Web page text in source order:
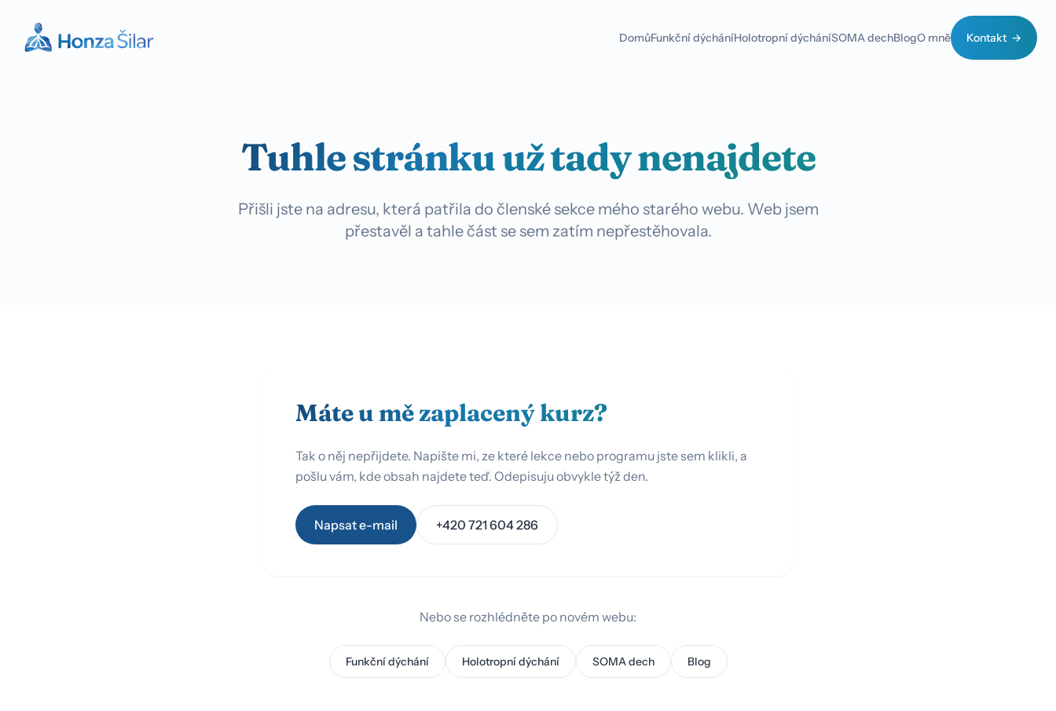
DomůFunkční dýcháníHolotropní dýcháníSOMA dechBlogO mně Kontakt
Tuhle stránku už tady nenajdete
Přišli jste na adresu, která patřila do členské sekce mého starého webu. Web jsem
přestavěl a tahle část se sem zatím nepřestěhovala.
Máte u mě zaplacený kurz?
Tak o něj nepřijdete. Napište mi, ze které lekce nebo programu jste sem klikli, a
pošlu vám, kde obsah najdete teď. Odepisuju obvykle týž den.
Napsat e-mail +420 721 604 286
Nebo se rozhlédněte po novém webu:
Funkční dýchání Holotropní dýchání SOMA dech Blog